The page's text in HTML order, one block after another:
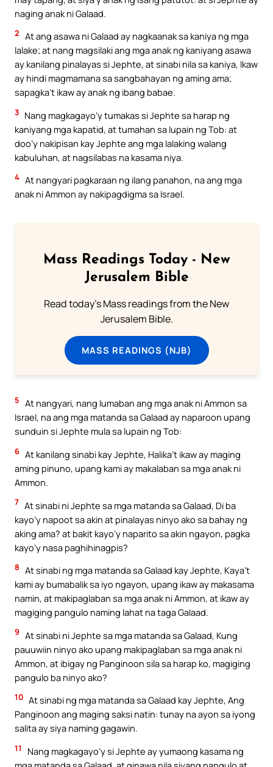
naging anak ni Galaad.
2 At ang asawa ni Galaad ay nagkaanak sa kaniya ng mga
lalake; at nang magsilaki ang mga anak ng kaniyang asawa
ay kanilang pinalayas si Jephte, at sinabi nila sa kaniya, Ikaw
ay hindi magmamana sa sangbahayan ng aming ama;
sapagka’t ikaw ay anak ng ibang babae.
3 Nang magkagayo’y tumakas si Jephte sa harap ng
kaniyang mga kapatid, at tumahan sa lupain ng Tob: at
doo’y nakipisan kay Jephte ang mga lalaking walang
kabuluhan, at nagsilabas na kasama niya.
4 At nangyari pagkaraan ng ilang panahon, na ang mga
anak ni Ammon ay nakipagdigma sa Israel.
Mass Readings Today - New
Jerusalem Bible
Read today's Mass readings from the New
Jerusalem Bible.
MASS READINGS (NJB)
5 At nangyari, nang lumaban ang mga anak ni Ammon sa
Israel, na ang mga matanda sa Galaad ay naparoon upang
sunduin si Jephte mula sa lupain ng Tob:
6 At kanilang sinabi kay Jephte, Halika’t ikaw ay maging
aming pinuno, upang kami ay makalaban sa mga anak ni
Ammon.
7 At sinabi ni Jephte sa mga matanda sa Galaad, Di ba
kayo’y napoot sa akin at pinalayas ninyo ako sa bahay ng
aking ama? at bakit kayo’y naparito sa akin ngayon, pagka
kayo’y nasa paghihinagpis?
8 At sinabi ng mga matanda sa Galaad kay Jephte, Kaya’t
kami ay bumabalik sa iyo ngayon, upang ikaw ay makasama
namin, at makipaglaban sa mga anak ni Ammon, at ikaw ay
magiging pangulo naming lahat na taga Galaad.
9 At sinabi ni Jephte sa mga matanda sa Galaad, Kung
pauuwiin ninyo ako upang makipaglaban sa mga anak ni
Ammon, at ibigay ng Panginoon sila sa harap ko, magiging
pangulo ba ninyo ako?
10 At sinabi ng mga matanda sa Galaad kay Jephte, Ang
Panginoon ang maging saksi natin: tunay na ayon sa iyong
salita ay siya naming gagawin.
11
Nang magkagayo’y si Jephte ay yumaong kasama ng